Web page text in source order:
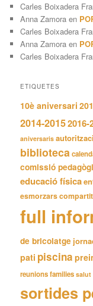
Carles Boixadera
Anna Zamora en
Carles Boixadera
Anna Zamora en
Carles Boixadera
ETIQUETES
10è aniversari
2014-20152016-
aniversaris
biblioteca
comissió
educació física
esmorzars
full
de bricolatge
pati piscina
reunions families salut
sortides